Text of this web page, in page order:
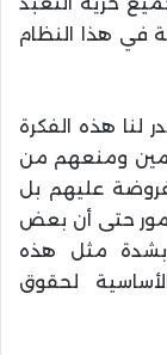
في هذا النظام
لنا هذه الفكرة
ومنعهم من
عليهم بل
حتى أن بعض
بشدة مثل هذه
لحقوق